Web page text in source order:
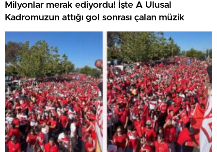
Milyonlar merak ediyordu! İşte A Ulusal
Kadromuzun attığı gol sonrası çalan müzik